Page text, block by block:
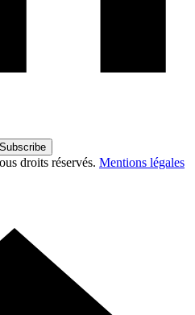
Subscribe
droits réservés. Mentions légales